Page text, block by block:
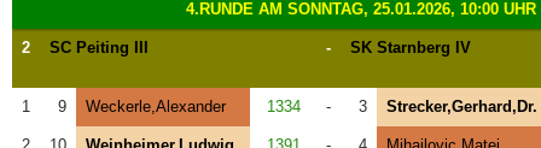
4.RUNDE AM SONNTAG, 25.01.2026, 10:00 UHR
2 SC Peiting III - SK Starnberg IV
1 9 Weckerle,Alexander 1334 - 3 Strecker,Gerhard,Dr.